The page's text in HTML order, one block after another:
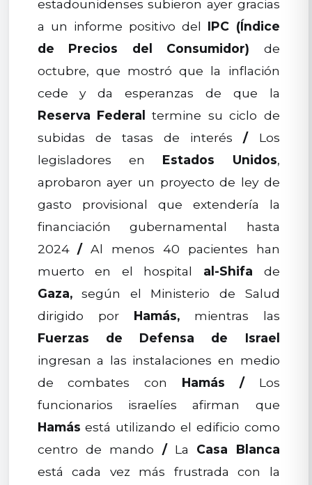
estadounidenses subieron ayer gracias
a un informe positivo del IPC (Índice
de Precios del Consumidor) de
octubre, que mostró que la inflación
cede y da esperanzas de que la
Reserva Federal termine su ciclo de
subidas de tasas de interés/Los
legisladores en Estados Unidos,
aprobaron ayer un proyecto de ley de
gasto provisional que extendería la
financiación gubernamental hasta
2024/Al menos 40 pacientes han
muerto en el hospital al-Shifa de
Gaza,según el Ministerio de Salud
dirigido por Hamás,mientras las
Fuerzas de Defensa de Israel
ingresan a las instalaciones en medio
de combates con Hamás /Los
funcionarios israelíes afirman que
Hamás está utilizando el edificio como
centro de mando /La Casa Blanca
está cada vez más frustrada con la